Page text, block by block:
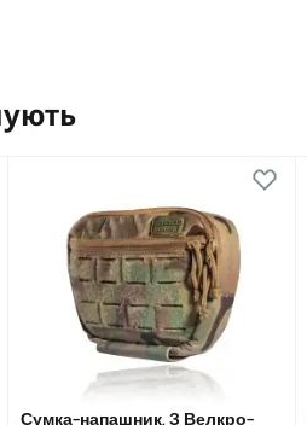
Сумка-напашник. З Велкро-